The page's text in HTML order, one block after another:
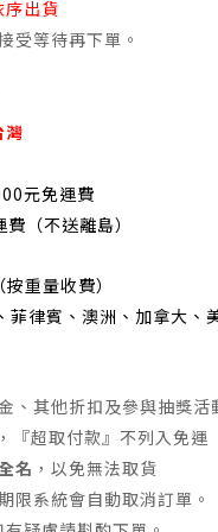
出貨
受等待再下單。
灣
元免運費
（不送離島）
重量收費）
菲律賓、澳洲、加拿大、
、其他折扣及參與抽獎活
『超取付款』不列入免運
名 ，以免無法取貨
限系統會自動取消訂單。